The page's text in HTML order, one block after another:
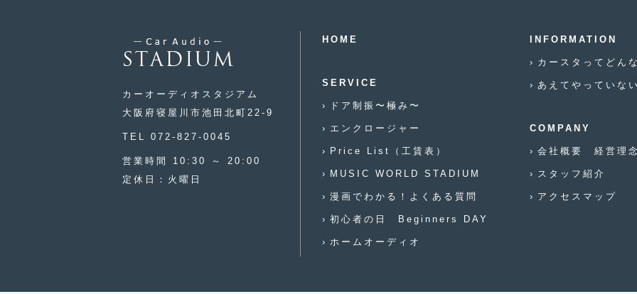
カーオーディオスタジアム
大阪府寝屋川市池田北町22-9
TEL 072-827-0045
営業時間 10:30 ～ 20:00
定休日：火曜日
HOME
SERVICE
ドア制振〜極み〜
エンクロージャー
Price List（工賃表）
MUSIC WORLD STADIUM
漫画でわかる！よくある質問
初心者の日 Beginners DAY
ホームオーディオ
INFORMATION
カースタってどん
あえてやっていな
COMPANY
会社概要 経営理念
スタッフ紹介
アクセスマップ